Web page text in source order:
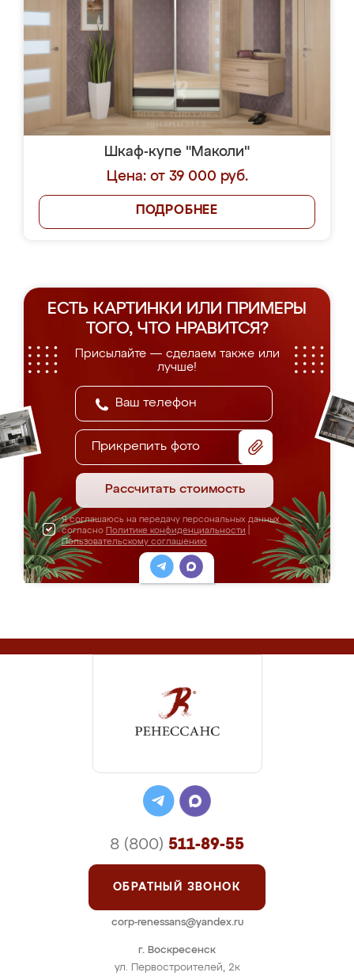
Шкаф-купе "Маколи"
Цена: от 39 000 руб.
ПОДРОБНЕЕ
ЕСТЬ КАРТИНКИ ИЛИ ПРИМЕРЫ
ТОГО, ЧТО НРАВИТСЯ?
Присылайте — сделаем также или
лучше!
Прикрепить фото
Рассчитать стоимость
Я соглашаюсь на передачу персональных данных
согласно Политике конфиденциальности
Пользовательскому соглашению
г. Воскресенск
ул. Первостроителей, 2к
8 (800) 511-89-55
ОБРАТНЫЙ ЗВОНОК
corp-renessans@yandex.ru